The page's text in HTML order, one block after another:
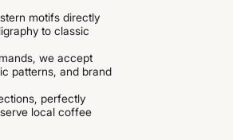
motifs directly
to classic
we accept
patterns, and brand
perfectly
local coffee